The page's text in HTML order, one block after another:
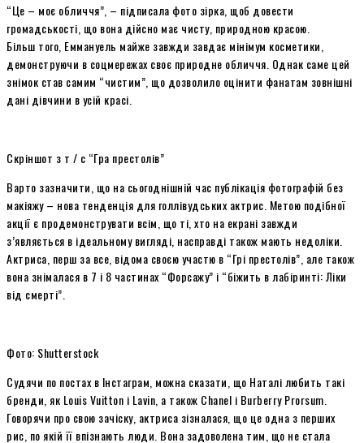
“Це – моє обличчя”, – підписала фото зірка, щоб довести
громадськості, що вона дійсно має чисту, природною красою.
Більш того, Еммануель майже завжди завдає мінімум косметики,
демонструючи в соцмережах своє природне обличчя. Однак саме цей
знімок став самим “чистим”, що дозволило оцінити фанатам зовнішні
дані дівчини в усій красі.
Скріншот з т / с “Гра престолів”
Варто зазначити, що на сьогоднішній час публікація фотографій без
макіяжу – нова тенденція для голлівудських актрис. Метою подібної
акції є продемонструвати всім, що ті, хто на екрані завжди
з’являється в ідеальному вигляді, насправді також мають недоліки.
Актриса, перш за все, відома своєю участю в “Грі престолів”, але також
вона знімалася в 7 і 8 частинах “Форсажу” і “біжить в лабіринті: Ліки
від смерті”.
Фото: Shutterstock
Судячи по постах в Інстаграм, можна сказати, що Наталі любить такі
бренди, як Louis Vuitton і Lavin, а також Chanel і Burberry Prorsum.
Говорячи про свою зачіску, актриса зізналася, що це одна з перших
рис, по якій її впізнають люди. Вона задоволена тим, що не стала